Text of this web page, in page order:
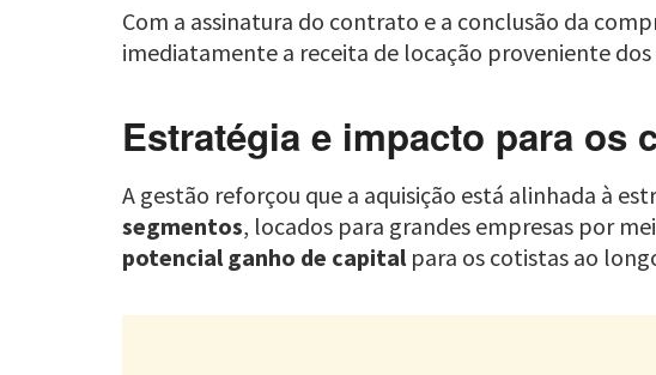
Com a assinatura do contrato e a conclusão da
imediatamente a receita de locação proveniente dos
Estratégia e impacto para os
A gestão reforçou que a aquisição está alinhada à
segmentos, locados para grandes empresas por
potencial ganho de capitalpara os cotistas ao